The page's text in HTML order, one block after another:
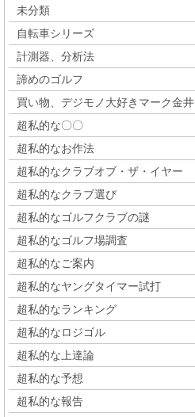
未分類
自転車シリーズ
計測器、分析法
諦めのゴルフ
買い物、デジモノ大好きマーク金井
超私的な〇〇
超私的なお作法
超私的なクラブオブ・ザ・イヤー
超私的なクラブ選び
超私的なゴルフクラブの謎
超私的なゴルフ場調査
超私的なご案内
超私的なヤングタイマー試打
超私的なランキング
超私的なロジゴル
超私的な上達論
超私的な予想
超私的な報告